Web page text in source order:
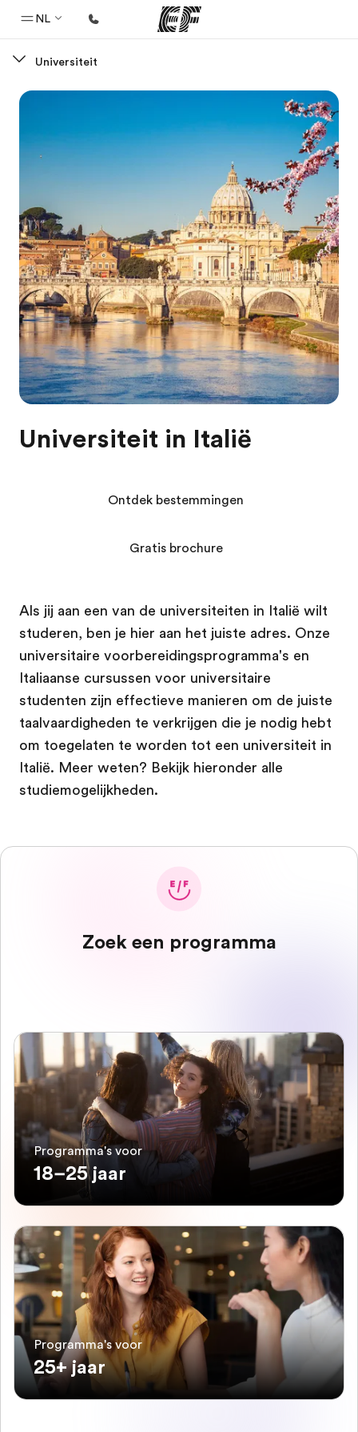
NL
Welkom bij EF
Programma's
Bekijk alles dat we doen
Vind een kantoor
Over ons
Wie wij zijn
Carrières
Kom bij ons team
Universiteit
Universiteit in Italië
Als jij aan een van de universiteiten in Italië wilt
studeren, ben je hier aan het juiste adres. Onze
universitaire voorbereidingsprogramma's en
Italiaanse cursussen voor universitaire
studenten zijn effectieve manieren om de juiste
taalvaardigheden te verkrijgen die je nodig hebt
om toegelaten te worden tot een universiteit in
Italië. Meer weten? Bekijk hieronder alle
studiemogelijkheden.
Ontdek bestemmingen
Gratis brochure
Zoek een programma
Programma's voor
18–25 jaar
Programma's voor
25+ jaar